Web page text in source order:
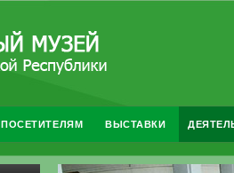
ПОСЕТИТЕЛЯМ ВЫСТАВКИ